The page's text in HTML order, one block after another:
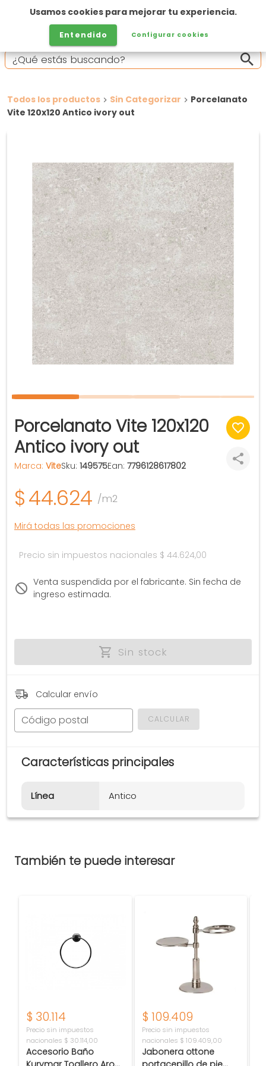
Todos los productos Sin Categorizar
Porcelanato
Vite 120x120 Antico ivory out
Porcelanato Vite 120x120
Antico ivory out
Marca: ViteSku: 149575Ean: 7796128617802
$44.624 /m2
Mirá todas las promociones
Precio sin impuestos nacionales $ 44.624,00
Venta suspendida por el fabricante. Sin fecha de
ingreso estimada.
Sin stock
Calcular envío
Código postal CALCULAR
Características principales
Línea Antico
También te puede interesar
$ 109.409
Precio sin impuestos
nacionales $ 109.409,00
Jabonera ottone
$ 30.114
Precio sin impuestos
nacionales $ 30.114,00
Accesorio Baño
Usamos cookies para mejorar tu experiencia.
Entendido Configurar cookies